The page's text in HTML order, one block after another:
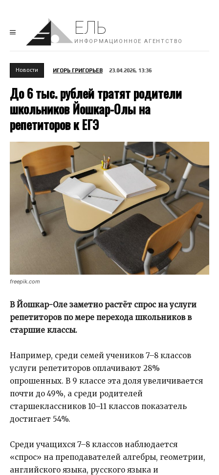
ЕЛЬ
ИНФОРМАЦИОННОЕ АГЕНТСТВО
Новости ИГОРЬ ГРИГОРЬЕВ 23.04.2026, 13:36
До 6 тыс. рублей тратят родители
школьников Йошкар-Олы на
репетиторов к ЕГЭ
freepik.com
В Йошкар-Оле заметно растёт спрос на услуги
репетиторов по мере перехода школьников в
старшие классы.
Например, среди семей учеников 7–8 классов
услуги репетиторов оплачивают 28%
опрошенных. В 9 классе эта доля увеличивается
почти до 49%, а среди родителей
старшеклассников 10–11 классов показатель
достигает 54%.
Среди учащихся 7–8 классов наблюдается
«спрос» на преподавателей алгебры, геометрии,
английского языка, русского языка и